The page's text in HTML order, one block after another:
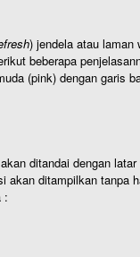
) jendela atau laman
beberapa
(pink) dengan garis
ditandai dengan latar
ditampilkan tanpa
: